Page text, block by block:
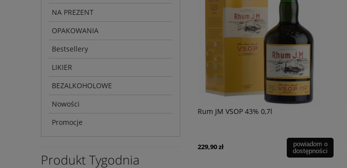
NA PREZENT
OPAKOWANIA
Bestsellery
LIKIER
BEZALKOHOLOWE
Nowości
Promocje
Produkt Tygodnia
Rum JM VSOP 43% 0,7l
229,90 zł
powiadom o
dostępności